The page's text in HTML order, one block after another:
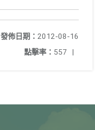
發佈日期： 2012-08-16
點擊率： 557 |